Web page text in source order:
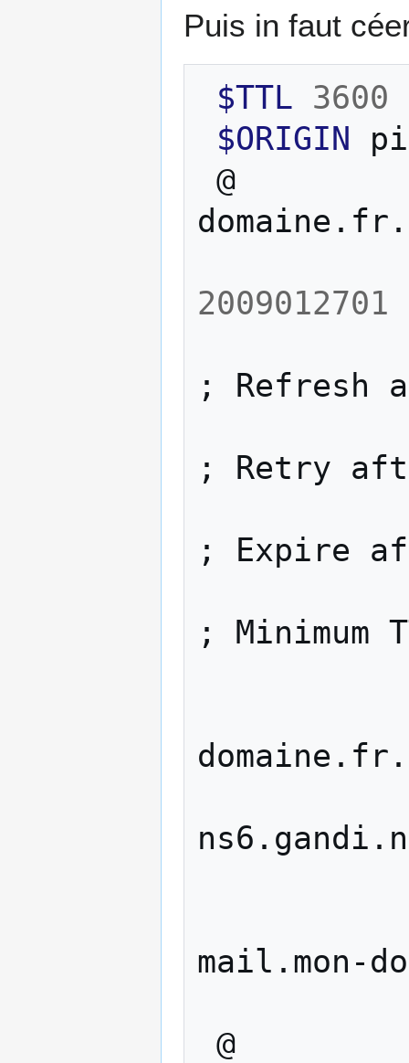
Puis in faut
$TTL 3600
$ORIGIN
@
domaine.fr.
2009012701
; Refresh
; Retry
; Expire
; Minimum
mail.mon-
@